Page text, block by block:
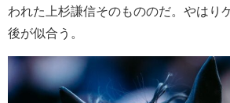
われた上杉謙信そのもののだ。やはり
後が似合う。